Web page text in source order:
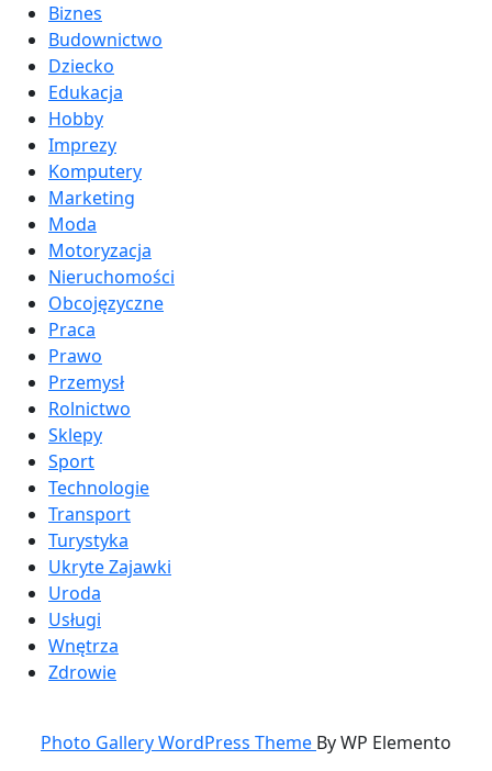
Biznes
Budownictwo
Dziecko
Edukacja
Hobby
Imprezy
Komputery
Marketing
Moda
Motoryzacja
Nieruchomości
Obcojęzyczne
Praca
Prawo
Przemysł
Rolnictwo
Sklepy
Sport
Technologie
Transport
Turystyka
Ukryte Zajawki
Uroda
Usługi
Wnętrza
Zdrowie
Photo Gallery WordPress Theme By WP Elemento